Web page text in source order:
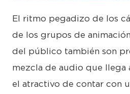
El ritmo pegadizo de los
de los grupos de
del público también son
mezcla de audio que llega
el atractivo de contar con